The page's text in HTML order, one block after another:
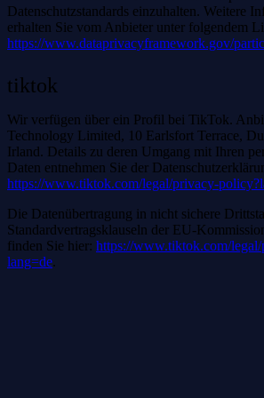
Datenschutzstandards einzuhalten. Weitere
erhalten Sie vom Anbieter unter folgendem
https://www.dataprivacyframework.gov/
tiktok
Wir verfügen über ein Profil bei TikTok.
Technology Limited, 10 Earlsfort Terrace,
Irland. Details zu deren Umgang mit Ihren
Daten entnehmen Sie der
https://www.tiktok.com/legal/privacy-
Die Datenübertragung in nicht sichere
Standardvertragsklauseln der EU-
finden Sie hier: https://www.tiktok.com/
lang=de.